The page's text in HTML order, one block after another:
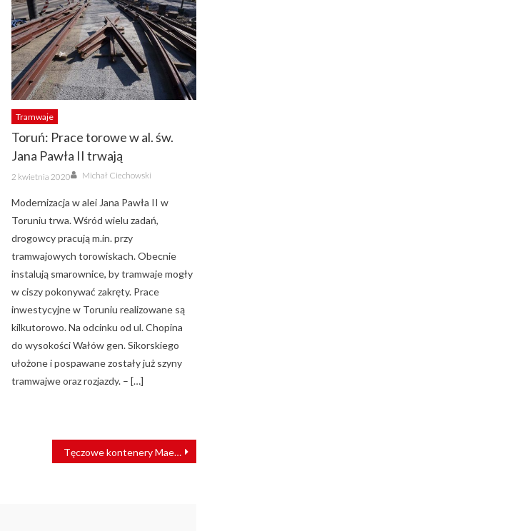
Tramwaje
Toruń: Prace torowe w al. św.
Jana Pawła II trwają
Posted
on
2 kwietnia 2020 Author
Michał Ciechowski
Modernizacja w alei Jana Pawła II w
Toruniu trwa. Wśród wielu zadań,
drogowcy pracują m.in. przy
tramwajowych torowiskach. Obecnie
instalują smarownice, by tramwaje mogły
w ciszy pokonywać zakręty. Prace
inwestycyjne w Toruniu realizowane są
kilkutorowo. Na odcinku od ul. Chopina
do wysokości Wałów gen. Sikorskiego
ułożone i pospawane zostały już szyny
tramwajwe oraz rozjazdy. – […]
Tęczowe kontenery Maersk wyruszyły w świat. “Mają nas jednoczyć”